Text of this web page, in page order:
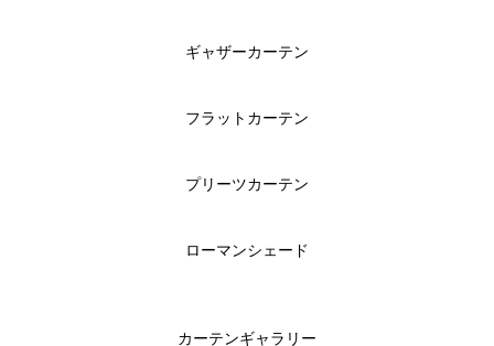
ギャザーカーテン
フラットカーテン
プリーツカーテン
ローマンシェード
カーテンギャラリー